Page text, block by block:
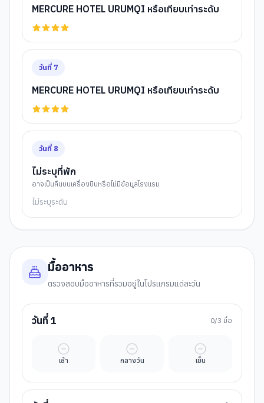
MERCURE HOTEL URUMQI หรือเทียบเท่าระดับ
วันที่ 7
MERCURE HOTEL URUMQI หรือเทียบเท่าระดับ
วันที่ 8
ไม่ระบุที่พัก
อาจเป็นคืนบนเครื่องบินหรือไม่มีข้อมูลโรงแรม
ไม่ระบุระดับ
มื้ออาหาร
ตรวจสอบมื้ออาหารที่รวมอยู่ในโปรแกรมแต่ละวัน
วันที่ 1 0/3 มื้อ
เช้า
มื้ออิสระ
กลางวัน
มื้ออิสระ
เย็น
มื้ออิสระ